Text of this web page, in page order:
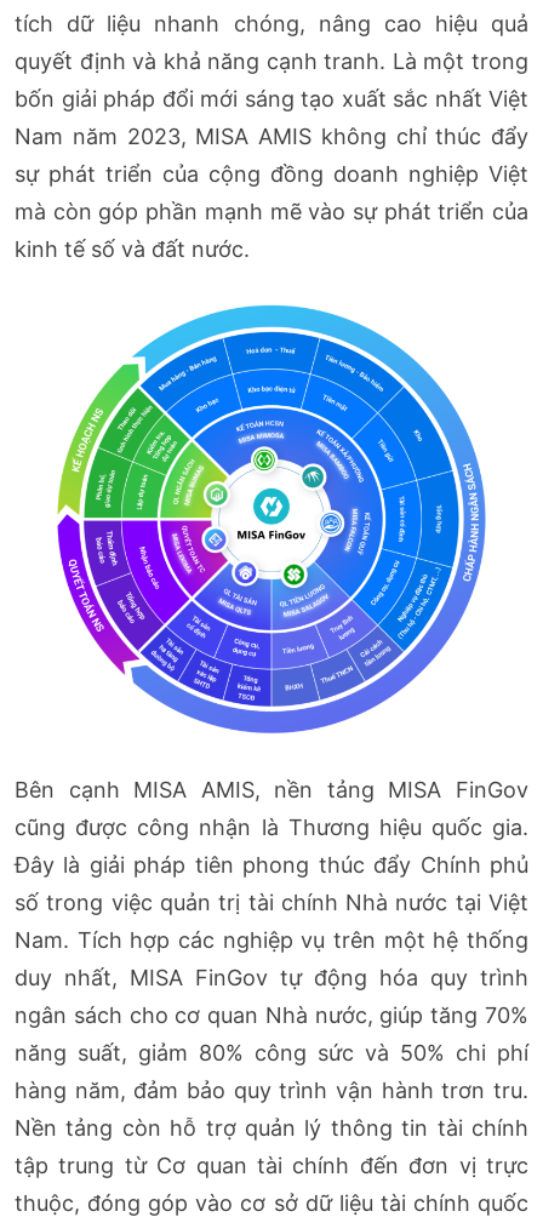
tích dữ liệu nhanh chóng, nâng cao hiệu quả
quyết định và khả năng cạnh tranh. Là một trong
bốn giải pháp đổi mới sáng tạo xuất sắc nhất Việt
Nam năm 2023, MISA AMIS không chỉ thúc đẩy
sự phát triển của cộng đồng doanh nghiệp Việt
mà còn góp phần mạnh mẽ vào sự phát triển của
kinh tế số và đất nước.
Bên cạnh MISA AMIS, nền tảng MISA FinGov
cũng được công nhận là Thương hiệu quốc gia.
Đây là giải pháp tiên phong thúc đẩy Chính phủ
số trong việc quản trị tài chính Nhà nước tại Việt
Nam. Tích hợp các nghiệp vụ trên một hệ thống
duy nhất, MISA FinGov tự động hóa quy trình
ngân sách cho cơ quan Nhà nước, giúp tăng 70%
năng suất, giảm 80% công sức và 50% chi phí
hàng năm, đảm bảo quy trình vận hành trơn tru.
Nền tảng còn hỗ trợ quản lý thông tin tài chính
tập trung từ Cơ quan tài chính đến đơn vị trực
thuộc, đóng góp vào cơ sở dữ liệu tài chính quốc